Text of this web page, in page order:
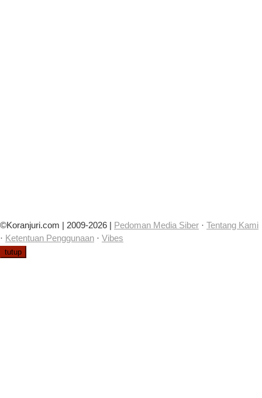
©Koranjuri.com | 2009-2026 | Pedoman Media Siber · Tentang Kami
· Ketentuan Penggunaan · Vibes
tutup